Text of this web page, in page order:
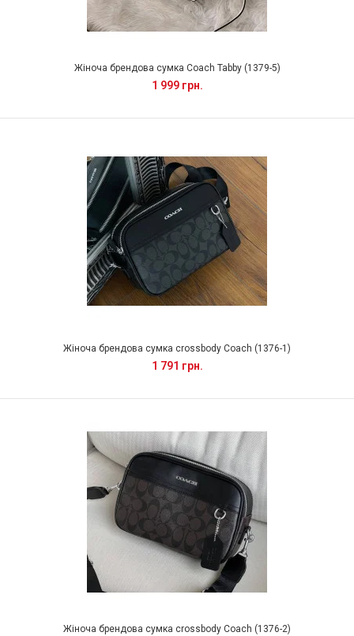
Жіноча брендова сумка Coach Tabby (1379-5)
1 999 грн.
Жіноча брендова сумка crossbody Coach (1376-1)
1 791 грн.
Жіноча брендова сумка crossbody Coach (1376-2)